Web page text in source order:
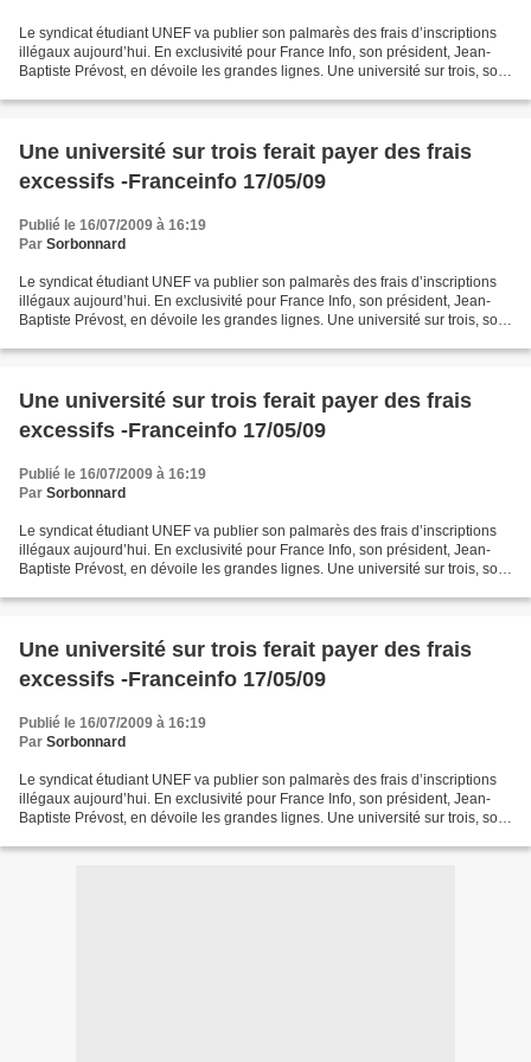
Le syndicat étudiant UNEF va publier son palmarès des frais d’inscriptions
illégaux aujourd’hui. En exclusivité pour France Info, son président, Jean-
Baptiste Prévost, en dévoile les grandes lignes. Une université sur trois, soit
Une université sur trois ferait payer des frais
excessifs -Franceinfo 17/05/09
Publié le 16/07/2009 à 16:19
Par Sorbonnard
Le syndicat étudiant UNEF va publier son palmarès des frais d’inscriptions
illégaux aujourd’hui. En exclusivité pour France Info, son président, Jean-
Baptiste Prévost, en dévoile les grandes lignes. Une université sur trois, soit
Une université sur trois ferait payer des frais
excessifs -Franceinfo 17/05/09
Publié le 16/07/2009 à 16:19
Par Sorbonnard
Le syndicat étudiant UNEF va publier son palmarès des frais d’inscriptions
illégaux aujourd’hui. En exclusivité pour France Info, son président, Jean-
Baptiste Prévost, en dévoile les grandes lignes. Une université sur trois, soit
Une université sur trois ferait payer des frais
excessifs -Franceinfo 17/05/09
Publié le 16/07/2009 à 16:19
Par Sorbonnard
Le syndicat étudiant UNEF va publier son palmarès des frais d’inscriptions
illégaux aujourd’hui. En exclusivité pour France Info, son président, Jean-
Baptiste Prévost, en dévoile les grandes lignes. Une université sur trois, soit